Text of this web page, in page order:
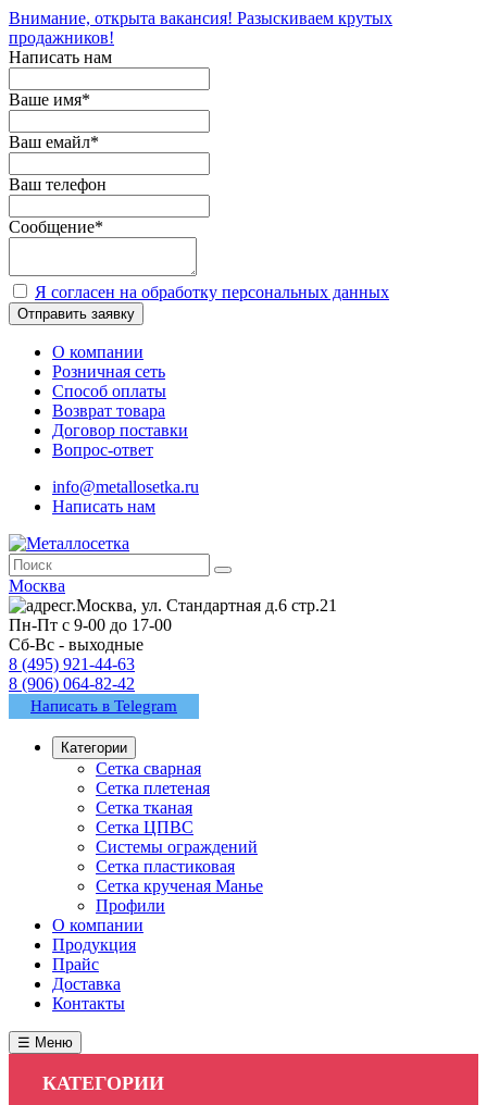
Внимание, открыта вакансия! Разыскиваем крутых
продажников!
Написать нам
Ваше имя*
Ваш емайл*
Ваш телефон
Сообщение*
Я согласен на обработку персональных данных
Отправить заявку
О компании
Розничная сеть
Способ оплаты
Возврат товара
Договор поставки
Вопрос-ответ
info@metallosetka.ru
Написать нам
Москва
г.Москва, ул. Стандартная д.6 стр.21
Пн-Пт с 9-00 до 17-00
Сб-Вс - выходные
8 (495) 921-44-63
8 (906) 064-82-42
Написать в Telegram
Категории
Сетка сварная
Сетка плетеная
Сетка тканая
Сетка ЦПВС
Системы ограждений
Сетка пластиковая
Сетка крученая Манье
Профили
О компании
Продукция
Прайс
Доставка
Контакты
☰ Меню
КАТЕГОРИИ